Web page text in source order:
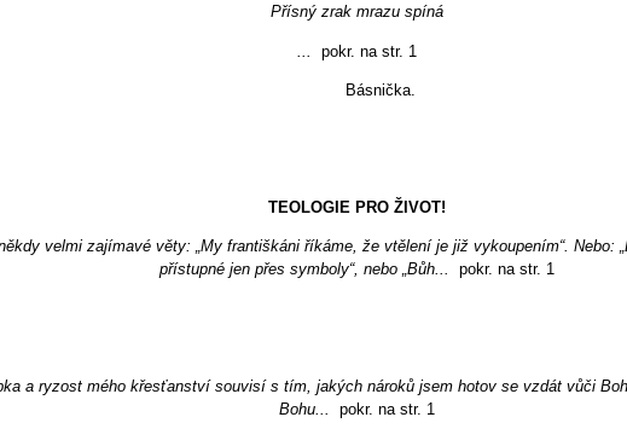
Přísný zrak mrazu spíná
pokr. na str. 1
Básnička.
TEOLOGIE PRO ŽIVOT!
velmi zajímavé věty: „My františkáni říkáme, že vtělení je již vykoupením“. Nebo:
přístupné jen přes symboly“, nebo „Bůh... pokr. na str. 1
a ryzost mého křesťanství souvisí s tím, jakých nároků jsem hotov se vzdát vůči
Bohu... pokr. na str. 1